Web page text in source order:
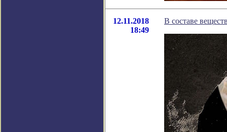
12.11.2018
18:49
В составе